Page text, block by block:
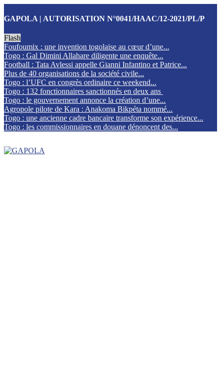
GAPOLA | AUTORISATION N°0041/HAAC/12-2021/PL/P
Flash
Foufoumix : une invention togolaise au cœur d’une...
Togo : Gal Dimini Allahare diligente une enquête...
Football : Tata Avlessi appelle Gianni Infantino et Patrice...
Plus de 40 organisations de la société civile...
Togo : l’UFC en congrès ordinaire ce weekend...
Togo : 132 fonctionnaires sanctionnés en deux ans
Togo : le gouvernement annonce la création d’une...
Agropole pilote de Kara : Anakoma Bikpéta nommé...
Togo : une ancienne cadre bancaire transforme son expérience...
Togo : les commissionnaires en douane dénoncent des...